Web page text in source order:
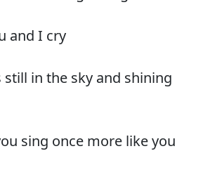
and I cry
still in the sky and shining
sing once more like you